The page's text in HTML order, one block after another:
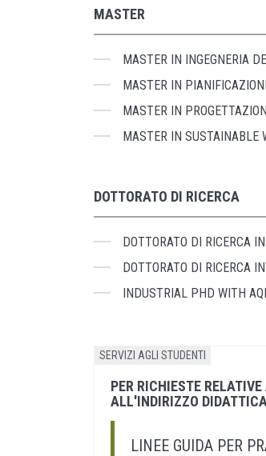
MASTER
MASTER IN INGEGNERIA
MASTER IN
MASTER IN
MASTER IN SUSTAINABLE
DOTTORATO DI RICERCA
DOTTORATO DI RICERCA
DOTTORATO DI RICERCA
INDUSTRIAL PHD WITH
SERVIZI AGLI STUDENTI
PER RICHIESTE
ALL'INDIRIZZO
LINEE GUIDA PER